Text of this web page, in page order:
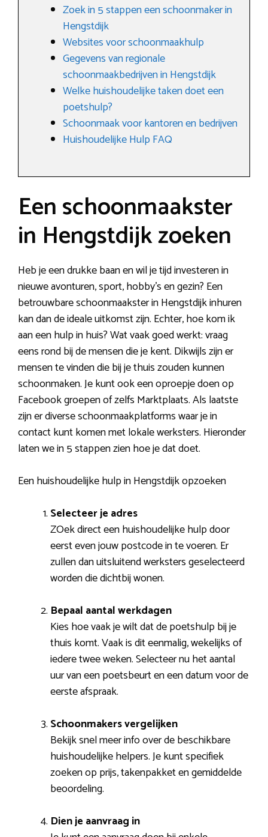
Zoek in 5 stappen een schoonmaker in
Hengstdijk
Websites voor schoonmaakhulp
Gegevens van regionale
schoonmaakbedrijven in Hengstdijk
Welke huishoudelijke taken doet een
poetshulp?
Schoonmaak voor kantoren en bedrijven
Huishoudelijke Hulp FAQ
Een schoonmaakster
in Hengstdijk zoeken
Heb je een drukke baan en wil je tijd investeren in
nieuwe avonturen, sport, hobby’s en gezin? Een
betrouwbare schoonmaakster in Hengstdijk inhuren
kan dan de ideale uitkomst zijn. Echter, hoe kom ik
aan een hulp in huis? Wat vaak goed werkt: vraag
eens rond bij de mensen die je kent. Dikwijls zijn er
mensen te vinden die bij je thuis zouden kunnen
schoonmaken. Je kunt ook een oproepje doen op
Facebook groepen of zelfs Marktplaats. Als laatste
zijn er diverse schoonmaakplatforms waar je in
contact kunt komen met lokale werksters. Hieronder
laten we in 5 stappen zien hoe je dat doet.
Een huishoudelijke hulp in Hengstdijk opzoeken
Selecteer je adres
ZOek direct een huishoudelijke hulp door
eerst even jouw postcode in te voeren. Er
zullen dan uitsluitend werksters geselecteerd
worden die dichtbij wonen.
Bepaal aantal werkdagen
Kies hoe vaak je wilt dat de poetshulp bij je
thuis komt. Vaak is dit eenmalig, wekelijks of
iedere twee weken. Selecteer nu het aantal
uur van een poetsbeurt en een datum voor de
eerste afspraak.
Schoonmakers vergelijken
Bekijk snel meer info over de beschikbare
huishoudelijke helpers. Je kunt specifiek
zoeken op prijs, takenpakket en gemiddelde
beoordeling.
Dien je aanvraag in